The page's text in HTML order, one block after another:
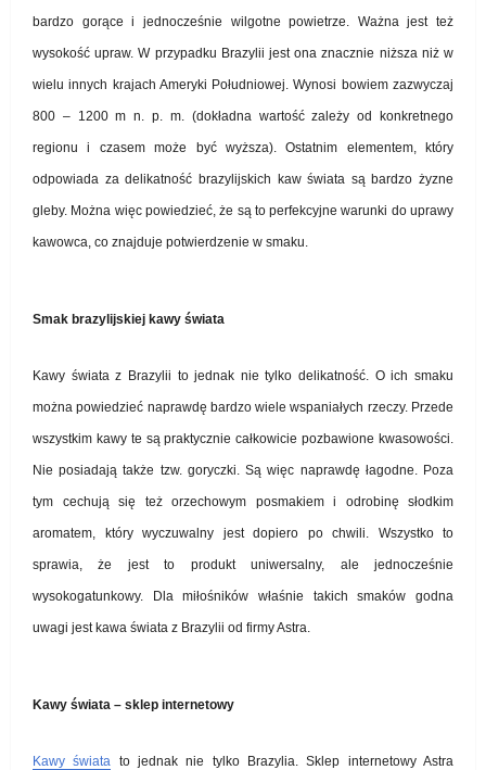
bardzo gorące i jednocześnie wilgotne powietrze. Ważna jest też
wysokość upraw. W przypadku Brazylii jest ona znacznie niższa niż w
wielu innych krajach Ameryki Południowej. Wynosi bowiem zazwyczaj
800 – 1200 m n. p. m. (dokładna wartość zależy od konkretnego
regionu i czasem może być wyższa). Ostatnim elementem, który
odpowiada za delikatność brazylijskich kaw świata są bardzo żyzne
gleby. Można więc powiedzieć, że są to perfekcyjne warunki do uprawy
kawowca, co znajduje potwierdzenie w smaku.
Smak brazylijskiej kawy świata
Kawy świata z Brazylii to jednak nie tylko delikatność. O ich smaku
można powiedzieć naprawdę bardzo wiele wspaniałych rzeczy. Przede
wszystkim kawy te są praktycznie całkowicie pozbawione kwasowości.
Nie posiadają także tzw. goryczki. Są więc naprawdę łagodne. Poza
tym cechują się też orzechowym posmakiem i odrobinę słodkim
aromatem, który wyczuwalny jest dopiero po chwili. Wszystko to
sprawia, że jest to produkt uniwersalny, ale jednocześnie
wysokogatunkowy. Dla miłośników właśnie takich smaków godna
uwagi jest kawa świata z Brazylii od firmy Astra.
Kawy świata – sklep internetowy
Kawy świata to jednak nie tylko Brazylia. Sklep internetowy Astra